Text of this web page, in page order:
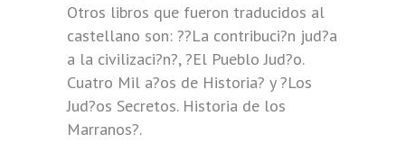
Otros libros que fueron traducidos al
castellano son: ??La contribuci?n jud?a
a la civilizaci?n?, ?El Pueblo Jud?o.
Cuatro Mil a?os de Historia? y ?Los
Jud?os Secretos. Historia de los
Marranos?.